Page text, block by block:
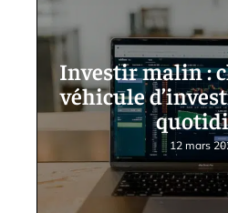
Investir malin :
véhicule
12 mars